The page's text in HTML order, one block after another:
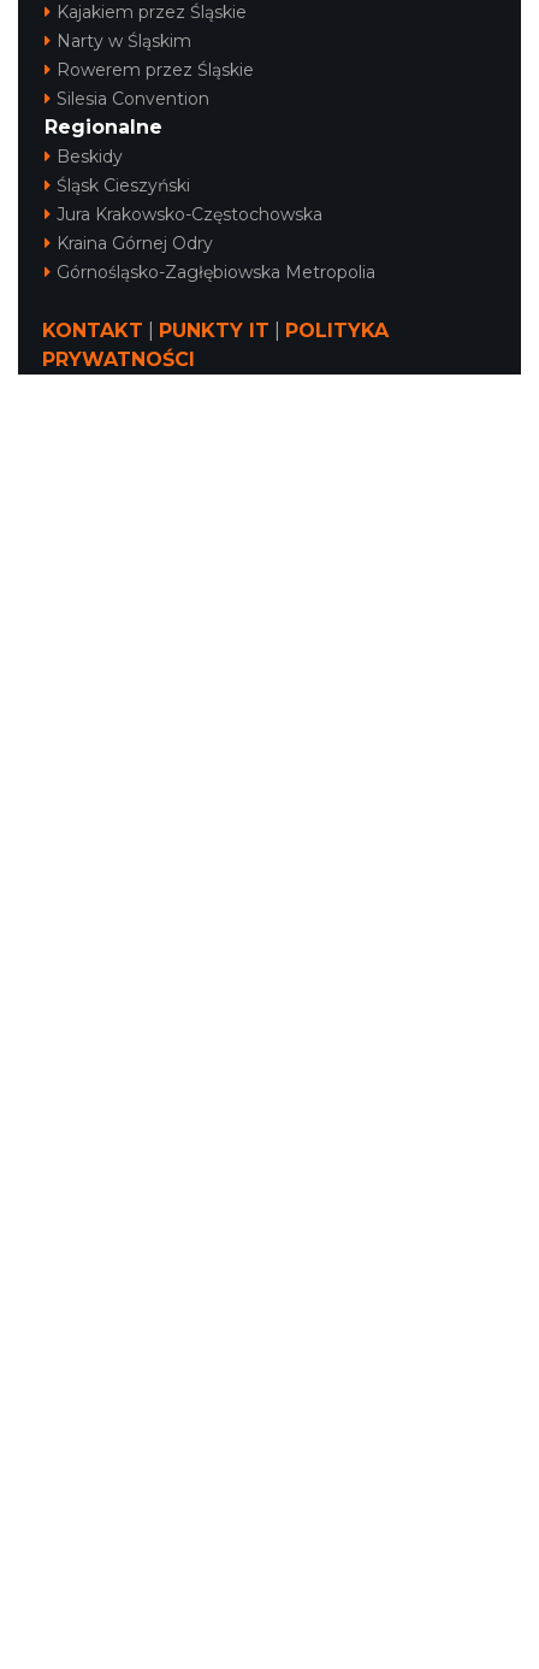
Kajakiem przez Śląskie
Narty w Śląskim
Rowerem przez Śląskie
Silesia Convention
Regionalne
Beskidy
Śląsk Cieszyński
Jura Krakowsko-Częstochowska
Kraina Górnej Odry
Górnośląsko-Zagłębiowska Metropolia
KONTAKT PUNKTY IT
POLITYKA
PRYWATNOŚCI